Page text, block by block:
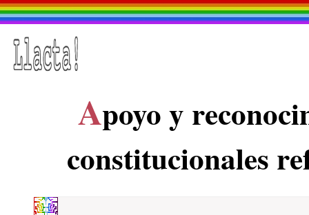
Apoyo y
constitucionales